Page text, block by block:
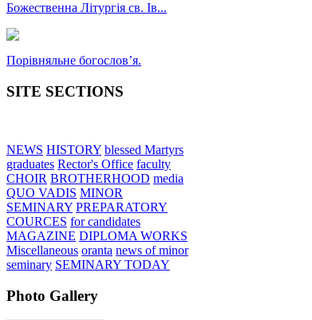
Божественна Літургія св. Ів...
Порівняльне богословʼя.
SITE SECTIONS
NEWS HISTORY blessed Martyrs
graduates Rector's Office faculty
CHOIR BROTHERHOOD media
QUO VADIS MINOR
SEMINARY PREPARATORY
COURCES for candidates
MAGAZINE DIPLOMA WORKS
Miscellaneous oranta news of minor
seminary SEMINARY TODAY
Photo Gallery